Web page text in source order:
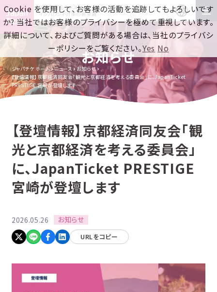
訪日集客をワンストップで！
インバウンド対策の新常識
お知らせ
ジャパチケ ホーム ニュース
お知らせ
【登壇情報】京都経済同友会「観光と京都経済を考える委員会」に、JapanTicket
PRESTIGE 宮崎が登壇します
【登壇情報】京都経済同友会「観
光と京都経済を考える委員会」
に、JapanTicket PRESTIGE
宮崎が登壇します
2026.05.26 お知らせ
URLをコピー
Cookie を使用して、お客様の活動を追跡してもよろしいです
か? 当社ではお客様のプライバシーを極めて重視しています。
詳細について、およびご質問がある場合は、当社のプライバシ
ーポリシーをご覧ください。Yes No